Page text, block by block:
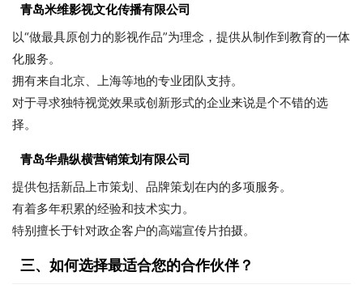
青岛米维影视文化传播有限公司
以“做最具原创力的影视作品”为理念，提供从制作到教育的一体
化服务。
拥有来自北京、上海等地的专业团队支持。
对于寻求独特视觉效果或创新形式的企业来说是个不错的选
择。
青岛华鼎纵横营销策划有限公司
提供包括新品上市策划、品牌策划在内的多项服务。
有着多年积累的经验和技术实力。
特别擅长于针对政企客户的高端宣传片拍摄。
三、如何选择最适合您的合作伙伴？